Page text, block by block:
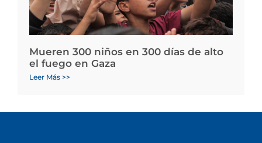
Mueren 300 niños en 300 días de alto
el fuego en Gaza
Leer Más >>